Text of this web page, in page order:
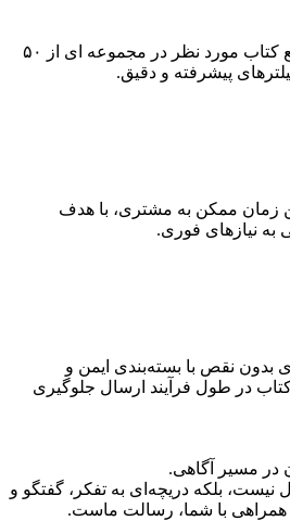
امکان جستجو و یافتن سریع کتاب مورد نظر در مجموعه ای از ۵۰
پیشرفته و دقیق.
زمان ممکن به مشتری، با هدف
به نیازهای فوری.
بدون نقص با بسته‌بندی ایمن و
در طول فرآیند ارسال جلوگیری
در مسیر آگاهی.
بلکه دریچه‌ای به تفکر، گفتگو و
با شما، رسالت ماست.